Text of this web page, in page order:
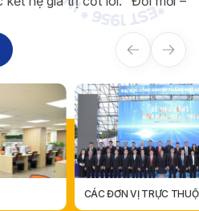
CÁC ĐƠN VỊ TRỰC THUỘC